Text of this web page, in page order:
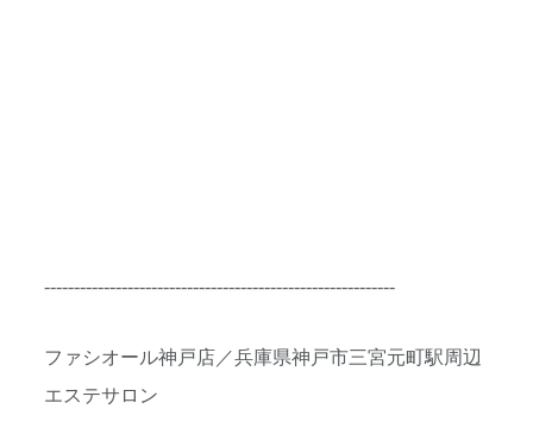
-----------------------------------------------------------
ファシオール神戸店／兵庫県神戸市三宮元町駅周辺
エステサロン